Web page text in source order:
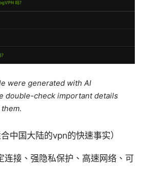
were generated with AI
double-check important details
中国大陆的vpn的快速事实）
连接、强隐私保护、高速网络、可